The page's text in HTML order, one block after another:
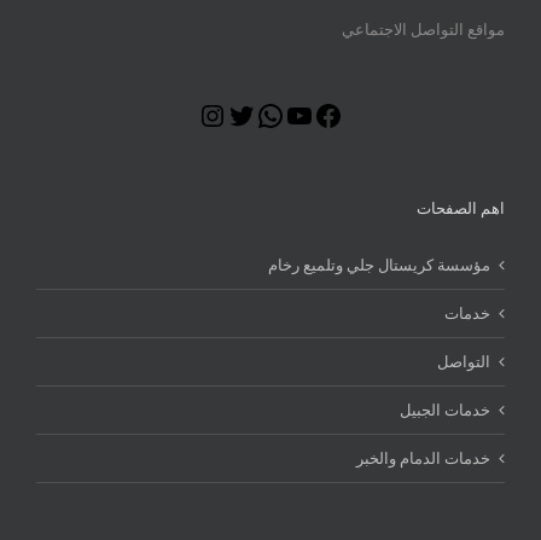
مواقع التواصل الاجتماعي
Facebook
YouTube
WhatsApp
Twitter
اهم الصفحات
مؤسسة كريستال جلي وتلميع رخام
خدمات
التواصل
خدمات الجبيل
خدمات الدمام والخبر